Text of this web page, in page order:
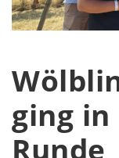
ging in
Runde